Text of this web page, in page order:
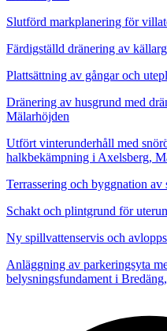
Slutförd markplanering för
Färdigställd dränering av
Plattsättning av gångar och
Dränering av husgrund med
Mälarhöjden
Utfört vinterunderhåll med
halkbekämpning i Axelsberg,
Terrassering och byggnation
Schakt och plintgrund för
Ny spillvattenservis och
Anläggning av parkeringsyta
belysningsfundament i